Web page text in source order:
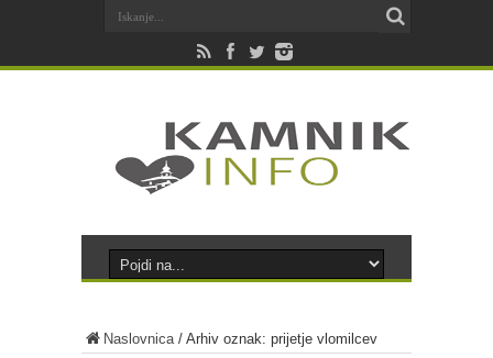
Naslovnica/ Arhiv oznak: prijetje vlomilcev